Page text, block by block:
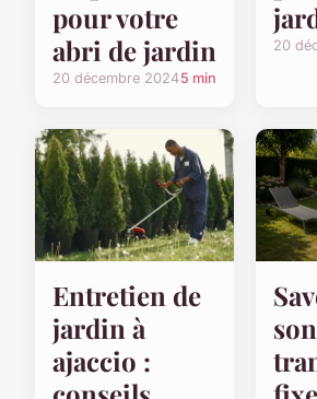
pour votre
abri de jardin
20 décembre 20245 min
20
Entretien de
jardin à
ajaccio :